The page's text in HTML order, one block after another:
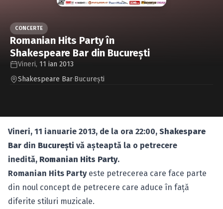
Caută în site...
CONCERTE
Romanian Hits Party în
Shakespeare Bar din Bucureşti
Vineri, 11 ian 2013
Shakespeare Bar·Bucureşti
Vineri, 11 ianuarie 2013, de la ora 22:00, Shakespare
Bar din Bucureşti vă aşteaptă la o petrecere
inedită, Romanian Hits Party.
Romanian Hits Party este petrecerea care face parte
din noul concept de petrecere care aduce în faţă
diferite stiluri muzicale.